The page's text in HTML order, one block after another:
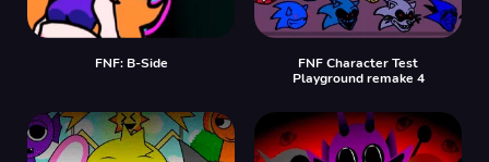
FNF: B-Side
FNF Character Test
Playground remake 4